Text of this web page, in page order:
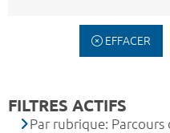
EFFACER
FILTRES ACTIFS
Par rubrique: Parcours